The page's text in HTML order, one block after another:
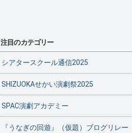
注目のカテゴリー
シアタースクール通信2025
SHIZUOKAせかい演劇祭2025
SPAC演劇アカデミー
『うなぎの回遊』（仮題）ブログリレー